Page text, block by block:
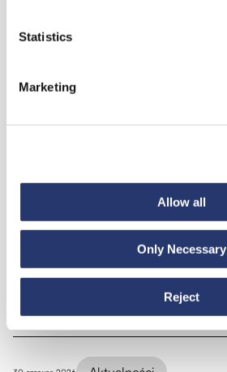
Statistics
Marketing
Allow all
Only Necessary
Reject
Zobacz wszystkie wiadomości
98 ton stali z Włoch do Indii